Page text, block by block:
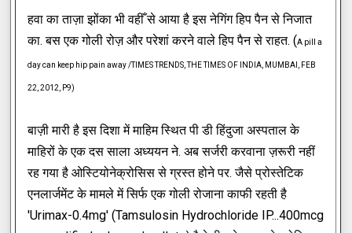
हवा का ताज़ा झोंका भी वहीँ से आया है इस नेगिंग हिप पैन से निजात
का. बस एक गोली रोज़ और परेशां करने वाले हिप पैन से राहत. (A pill a
day can keep hip pain away /TIMES TRENDS, THE TIMES OF INDIA, MUMBAI, FEB
22, 2012, P9)
बाज़ी मारी है इस दिशा में माहिम स्थित पी डी हिंदुजा अस्पताल के
माहिरों के एक दस साला अध्ययन ने. अब सर्जरी करवाना ज़रूरी नहीं
रह गया है ओस्टियोनेक्रोसिस से ग्रस्त होने पर. जैसे प्रोस्तेटिक
एनलार्जमेंट के मामले में सिर्फ एक गोली रोजाना काफी रहती है
'Urimax-0.4mg' (Tamsulosin Hydrochloride IP...400mcg